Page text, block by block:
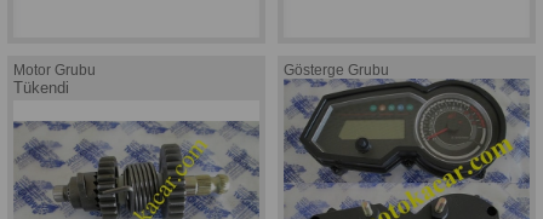
Motor Grubu
Tükendi
Gösterge Grubu